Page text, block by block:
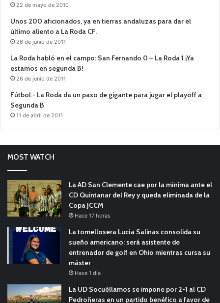
22 de mayo de 2010
Unos 200 aficionados, ya en tierras andaluzas para dar el
último aliento a La Roda CF.
26 de junio de 2011
La Roda habló en el campo: San Fernando 0 – La Roda 1 ¡Ya
estamos en segunda B!
26 de junio de 2011
Fútbol.- La Roda da un paso de gigante para jugar el playoff a
Segunda B
11 de abril de 2011
MOST WATCH
La AD San Clemente cae por la mínima ante el
CD Quintanar del Rey y queda eliminada de la
Copa JCCM
Hace 17 horas
La tomellosera Lucía Salinas consolida su
sueño americano: será asistente de
entrenador de golf en Ohio mientras cursa su
máster
Hace 1 día
La UD Socuéllamos se impone por 2-1 al CD
Pedroñeras en un partido benéfico a favor de